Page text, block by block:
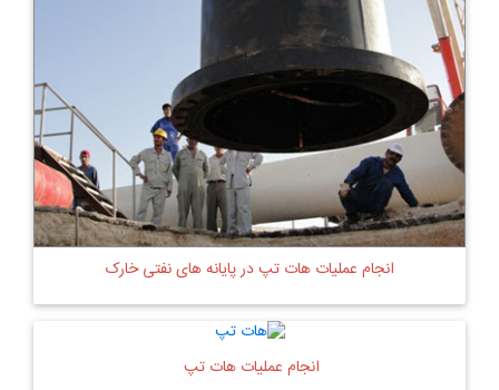
انجام عملیات هات تپ در پایانه های نفتی خارک
انجام عملیات هات تپ